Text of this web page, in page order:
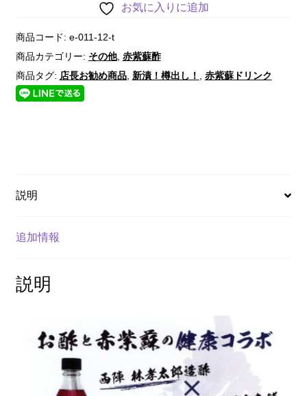
お気に入りに追加
商品コード: e-011-12-t
商品カテゴリー: その他, 赤紫蘇酢
商品タグ: 店長お勧め商品, 新漬！樽出し！ 赤紫蘇ドリンク
説明
追加情報
説明